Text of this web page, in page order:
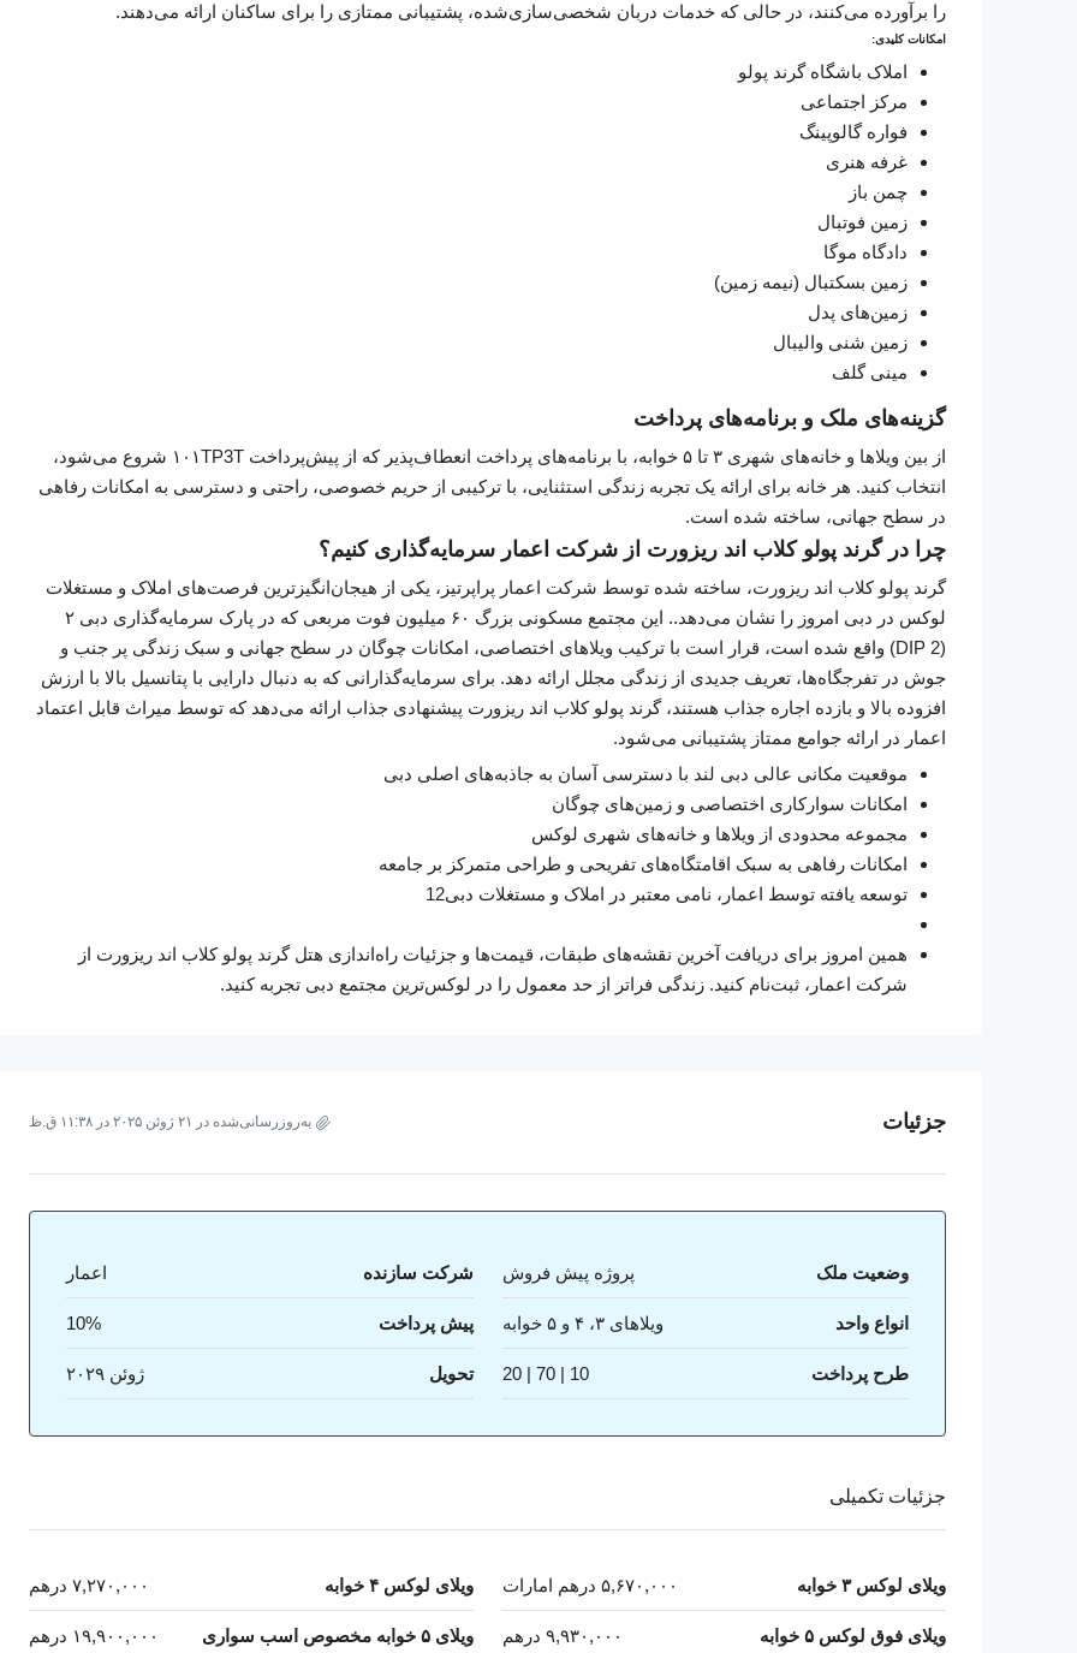
را برآورده می‌کنند، در حالی که خدمات دربان شخصی‌سازی‌شده، پشتیبانی ممتازی را برای ساکنان ارائه می‌دهند.
امکانات کلیدی:
املاک باشگاه گرند پولو
مرکز اجتماعی
فواره گالوپینگ
غرفه هنری
چمن باز
زمین فوتبال
دادگاه موگا
زمین بسکتبال (نیمه زمین)
زمین‌های پدل
زمین شنی والیبال
مینی گلف
گزینه‌های ملک و برنامه‌های پرداخت
از بین ویلاها و خانه‌های شهری ۳ تا ۵ خوابه، با برنامه‌های پرداخت انعطاف‌پذیر که از پیش‌پرداخت ۱۰۱TP3T شروع می‌شود،
انتخاب کنید. هر خانه برای ارائه یک تجربه زندگی استثنایی، با ترکیبی از حریم خصوصی، راحتی و دسترسی به امکانات رفاهی
در سطح جهانی، ساخته شده است.
چرا در گرند پولو کلاب اند ریزورت از شرکت اعمار سرمایه‌گذاری کنیم؟
گرند پولو کلاب اند ریزورت، ساخته شده توسط شرکت اعمار پراپرتیز، یکی از هیجان‌انگیزترین فرصت‌های املاک و مستغلات
لوکس در دبی امروز را نشان می‌دهد..
این مجتمع مسکونی بزرگ ۶۰ میلیون فوت مربعی که در پارک سرمایه‌گذاری دبی ۲
(DIP 2) واقع شده است، قرار است با ترکیب ویلاهای اختصاصی، امکانات چوگان در سطح جهانی و سبک زندگی پر جنب و
جوش در تفرجگاه‌ها، تعریف جدیدی از زندگی مجلل ارائه دهد. برای سرمایه‌گذارانی که به دنبال دارایی با پتانسیل بالا با ارزش
افزوده بالا و بازده اجاره جذاب هستند، گرند پولو کلاب اند ریزورت پیشنهادی جذاب ارائه می‌دهد که توسط میراث قابل اعتماد
اعمار در ارائه جوامع ممتاز پشتیبانی می‌شود.
موقعیت مکانی عالی دبی لند با دسترسی آسان به جاذبه‌های اصلی دبی
امکانات سوارکاری اختصاصی و زمین‌های چوگان
مجموعه محدودی از ویلاها و خانه‌های شهری لوکس
امکانات رفاهی به سبک اقامتگاه‌های تفریحی و طراحی متمرکز بر جامعه
توسعه یافته توسط اعمار، نامی معتبر در املاک و مستغلات دبی12
همین امروز برای دریافت آخرین نقشه‌های طبقات، قیمت‌ها و جزئیات راه‌اندازی هتل گرند پولو کلاب اند ریزورت از
شرکت اعمار، ثبت‌نام کنید. زندگی فراتر از حد معمول را در لوکس‌ترین مجتمع دبی تجربه کنید.
جزئیات به‌روزرسانی‌شده در ۲۱ ژوئن ۲۰۲۵ در ۱۱:۳۸ ق.ظ
وضعیت ملک پروژه پیش فروش شرکت سازنده اعمار
انواع واحد ویلاهای ۳، ۴ و ۵ خوابه پیش پرداخت 10%
طرح پرداخت 10 | 70 | 20 تحویل ژوئن ۲۰۲۹
جزئیات تکمیلی
ویلای لوکس ۳ خوابه ۵,۶۷۰,۰۰۰ درهم امارات ویلای لوکس ۴ خوابه ۷,۲۷۰,۰۰۰ درهم
ویلای فوق لوکس ۵ خوابه ۹,۹۳۰,۰۰۰ درهم ویلای ۵ خوابه مخصوص اسب سواری ۱۹,۹۰۰,۰۰۰ درهم